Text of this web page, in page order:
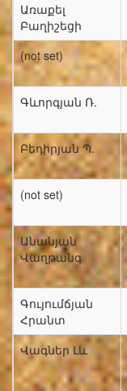
Առաքել
Բաղիշեցի
(not set)
Գևորգյան Ռ.
Բեդիրյան Պ.
(not set)
Անանյան
Վաղթանգ
Գույումճյան
Հրանտ
Վագներ Լև